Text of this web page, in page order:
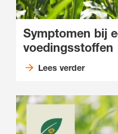
Symptomen bij
voedingsstoffen
Lees verder